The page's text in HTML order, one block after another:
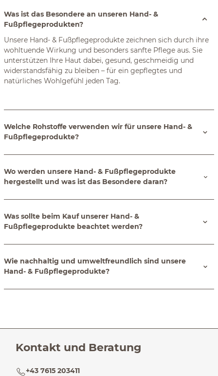
Was ist das Besondere an unseren Hand- &
Fußpflegeprodukten?
Unsere Hand- & Fußpflegeprodukte zeichnen sich durch ihre
wohltuende Wirkung und besonders sanfte Pflege aus. Sie
unterstützen Ihre Haut dabei, gesund, geschmeidig und
widerstandsfähig zu bleiben – für ein gepflegtes und
natürliches Wohlgefühl jeden Tag.
Welche Rohstoffe verwenden wir für unsere Hand- &
Fußpflegeprodukte?
Wo werden unsere Hand- & Fußpflegeprodukte
hergestellt und was ist das Besondere daran?
Was sollte beim Kauf unserer Hand- &
Fußpflegeprodukte beachtet werden?
Wie nachhaltig und umweltfreundlich sind unsere
Hand- & Fußpflegeprodukte?
Kontakt und Beratung
+43 7615 203411